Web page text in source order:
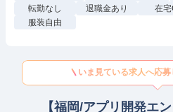
転勤なし
退職金あり 在宅
服装自由
いま見ている求人へ応募
【福岡/アプリ開発エ